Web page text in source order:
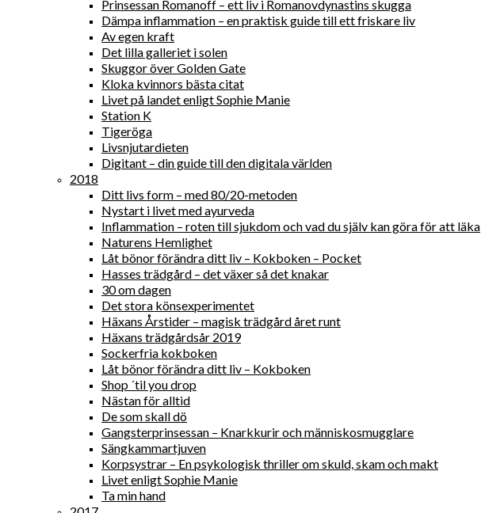
Prinsessan Romanoff – ett liv i Romanovdynastins skugga
Dämpa inflammation – en praktisk guide till ett friskare liv
Av egen kraft
Det lilla galleriet i solen
Skuggor över Golden Gate
Kloka kvinnors bästa citat
Livet på landet enligt Sophie Manie
Station K
Tigeröga
Livsnjutardieten
Digitant – din guide till den digitala världen
2018
Ditt livs form – med 80/20-metoden
Nystart i livet med ayurveda
Inflammation – roten till sjukdom och vad du själv kan göra för att läka
Naturens Hemlighet
Låt bönor förändra ditt liv – Kokboken – Pocket
Hasses trädgård – det växer så det knakar
30 om dagen
Det stora könsexperimentet
Häxans Årstider – magisk trädgård året runt
Häxans trädgårdsår 2019
Sockerfria kokboken
Låt bönor förändra ditt liv – Kokboken
Shop ´til you drop
Nästan för alltid
De som skall dö
Gangsterprinsessan – Knarkkurir och människosmugglare
Sängkammartjuven
Korpsystrar – En psykologisk thriller om skuld, skam och makt
Livet enligt Sophie Manie
Ta min hand